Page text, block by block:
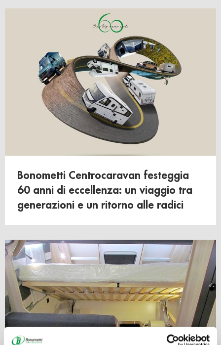
Bonometti Centrocaravan festeggia
60 anni di eccellenza: un viaggio tra
generazioni e un ritorno alle radici